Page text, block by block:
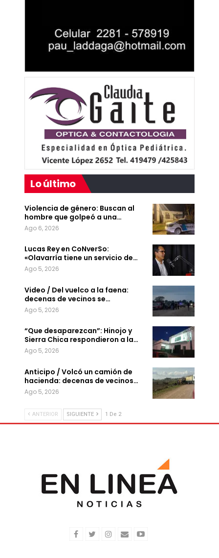
Lo último
Violencia de género: Buscan al
hombre que golpeó a una…
Ago 6, 2026
Lucas Rey en CoNverSo:
«Olavarría tiene un servicio de…
Ago 5, 2026
Video / Del vuelco a la faena:
decenas de vecinos se…
Ago 5, 2026
“Que desaparezcan”: Hinojo y
Sierra Chica respondieron a la…
Ago 5, 2026
Anticipo / Volcó un camión de
hacienda: decenas de vecinos…
Ago 5, 2026
ANTERIOR SIGUIENTE 1 De 2